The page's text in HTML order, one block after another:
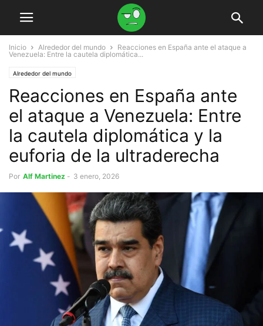
Inicio Alrededor del mundo
Reacciones en España ante el ataque a
Venezuela: Entre la cautela diplomática...
Alrededor del mundo
Reacciones en España ante
el ataque a Venezuela: Entre
la cautela diplomática y la
euforia de la ultraderecha
Por Alf Martinez - 3 enero, 2026